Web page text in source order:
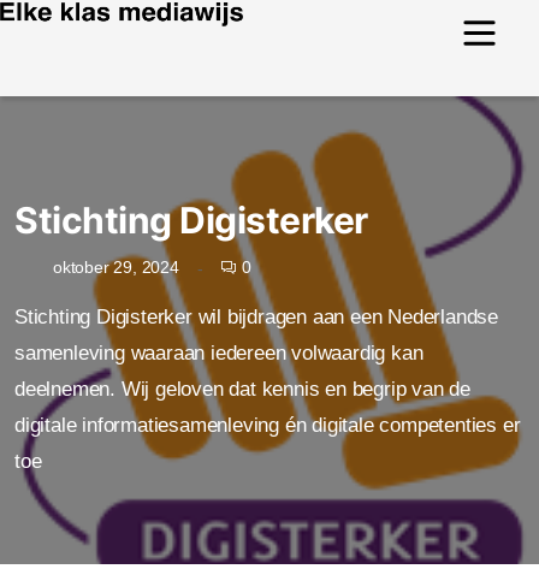
Stichting Digisterker
oktober 29, 2024 0
Stichting Digisterker wil bijdragen aan een Nederlandse
samenleving waaraan iedereen volwaardig kan
deelnemen. Wij geloven dat kennis en begrip van de
digitale informatiesamenleving én digitale competenties er
toe